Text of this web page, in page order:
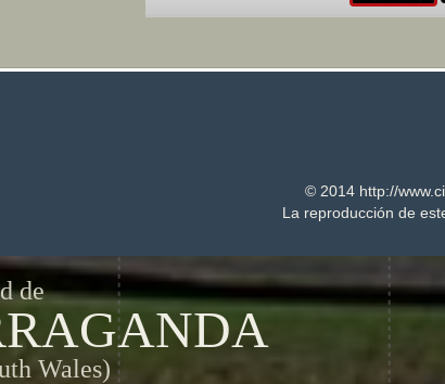
© 2014 http://
La reproducción de
de
Wales)